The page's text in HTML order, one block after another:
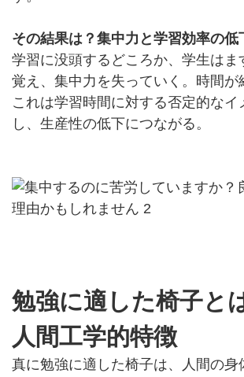
その結果は？集中力と学習効率の低
学習に没頭するどころか、学生はま
覚え、集中力を失っていく。時間が
これは学習時間に対する否定的なイ
し、生産性の低下につながる。
勉強に適した椅子と
人間工学的特徴
真に勉強に適した椅子は、人間の身